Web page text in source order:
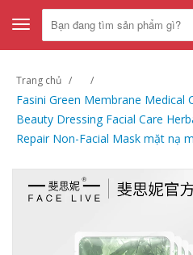
Toggle
navigation
Trang chủ
Fasini Green Membrane Medical
Beauty Dressing Facial Care
Repair Non-Facial Mask mặt nạ